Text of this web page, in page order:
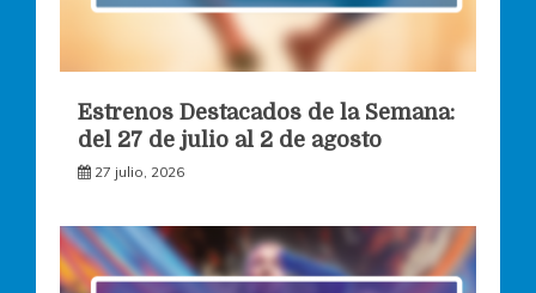
Estrenos Destacados de la Semana:
del 27 de julio al 2 de agosto
27 julio, 2026